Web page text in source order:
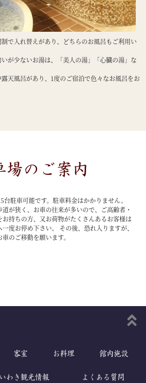
で入れ替えがあり、どちらのお風呂もご利用い
が少ないお湯は、「美人の湯」「心臓の湯」な
天風呂があり、1度のご宿泊で色々なお風呂をお
場のご案内
駐車可能です。駐車料金はかかりません。
が狭く、お車の往来が多いので、ご高齢者・
持ちの方、又お荷物がたくさんあるお客様は
度お停め下さい。 その後、恐れ入りますが、
のご移動を願います。
客室 お料理 館内施設
いわき観光情報 よくある質問